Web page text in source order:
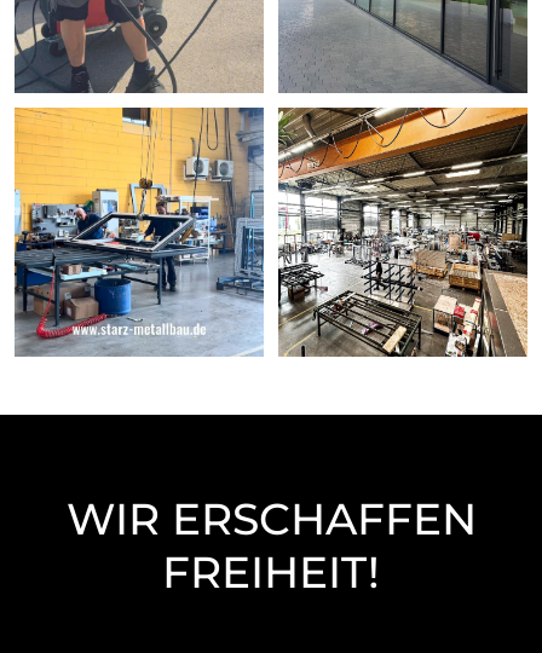
WIR ERSCHAFFEN
FREIHEIT!